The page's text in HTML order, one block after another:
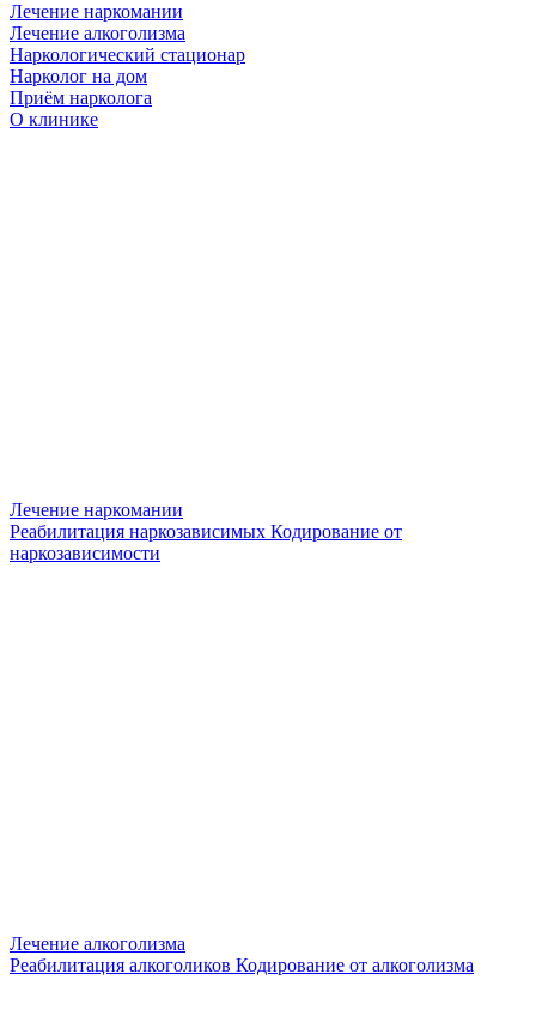
Лечение наркомании
Лечение алкоголизма
Наркологический стационар
Нарколог на дом
Приём нарколога
О клинике
Лечение наркомании
Реабилитация наркозависимых Кодирование от
наркозависимости
Лечение алкоголизма
Реабилитация алкоголиков Кодирование от алкоголизма